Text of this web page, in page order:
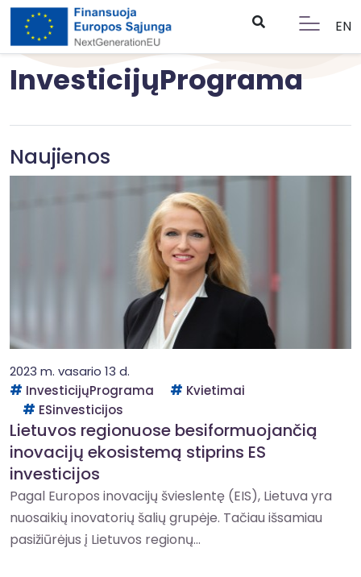
EN
InvesticijųPrograma
Naujienos
2023 m. vasario 13 d.
InvesticijųPrograma
Kvietimai
ESinvesticijos
Lietuvos regionuose besiformuojančią
inovacijų ekosistemą stiprins ES
investicijos
Pagal Europos inovacijų švieslentę (EIS), Lietuva yra
nuosaikių inovatorių šalių grupėje. Tačiau išsamiau
pasižiūrėjus į Lietuvos regionų...